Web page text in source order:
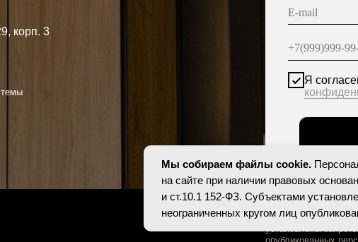
Отправить
Персональные данные опубликованы на
оснований в соответствии с ч.1 ст.6 и
установлены запреты на обработку
Мы собираем файлы cookie.
на сайте при наличии правовых
и ст.10.1 152-ФЗ. Субъектами
неограниченных кругом лиц